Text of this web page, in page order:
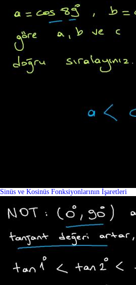
Sinüs ve Kosinüs Fonksiyonlarının İşaretleri